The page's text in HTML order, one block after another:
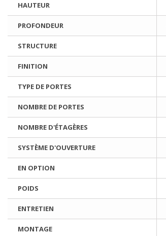
HAUTEUR
PROFONDEUR
STRUCTURE
FINITION
TYPE DE PORTES
NOMBRE DE PORTES
NOMBRE D'ÉTAGÈRES
SYSTÈME D'OUVERTURE
EN OPTION
POIDS
ENTRETIEN
MONTAGE